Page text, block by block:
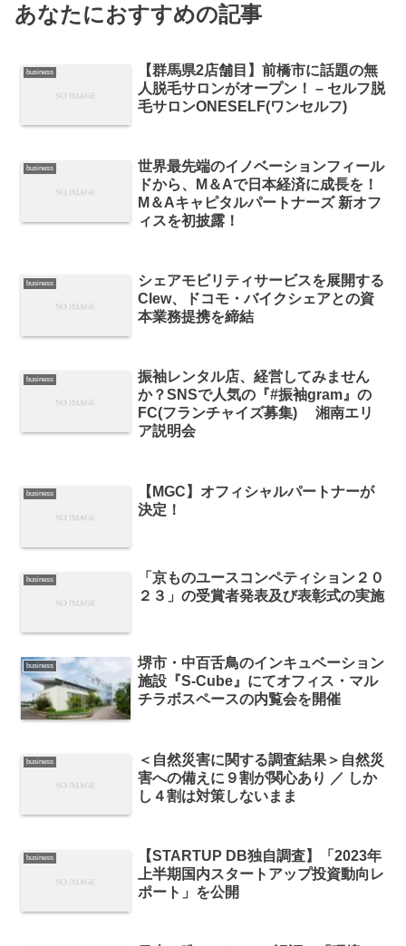
あなたにおすすめの記事
business
【群馬県2店舗目】前橋市に話題の無
人脱毛サロンがオープン！ – セルフ脱
毛サロンONESELF(ワンセルフ)
business
世界最先端のイノベーションフィール
ドから、M＆Aで日本経済に成長を！
M＆Aキャピタルパートナーズ 新オフ
ィスを初披露！
business
シェアモビリティサービスを展開する
Clew、ドコモ・バイクシェアとの資
本業務提携を締結
business
振袖レンタル店、経営してみません
か？SNSで人気の『#振袖gram』の
FC(フランチャイズ募集) 湘南エリ
ア説明会
business
【MGC】オフィシャルパートナーが
決定！
business
「京ものユースコンペティション２０
２３」の受賞者発表及び表彰式の実施
business
堺市・中百舌鳥のインキュベーション
施設『S-Cube』にてオフィス・マル
チラボスペースの内覧会を開催
business
＜自然災害に関する調査結果＞自然災
害への備えに９割が関心あり ／ しか
し４割は対策しないまま
business
【STARTUP DB独自調査】「2023年
上半期国内スタートアップ投資動向レ
ポート」を公開